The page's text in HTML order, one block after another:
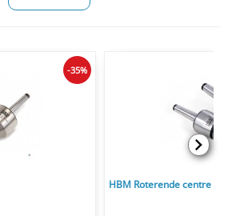
-35%
HBM Roterende centre